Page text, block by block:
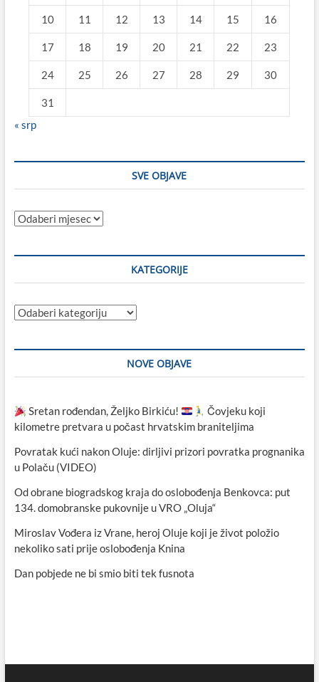
10 11 12 13 14 15 16
17 18 19 20 21 22 23
24 25 26 27 28 29 30
31
« srp
SVE OBJAVE
Sve
KATEGORIJE
Kategorije
NOVE OBJAVE
Sretan rođendan, Željko Birkiću!
Čovjeku koji
kilometre pretvara u počast hrvatskim braniteljima
Povratak kući nakon Oluje: dirljivi prizori povratka prognanika
u Polaču (VIDEO)
Od obrane biogradskog kraja do oslobođenja Benkovca: put
134. domobranske pukovnije u VRO „Oluja“
Miroslav Vođera iz Vrane, heroj Oluje koji je život položio
nekoliko sati prije oslobođenja Knina
Dan pobjede ne bi smio biti tek fusnota